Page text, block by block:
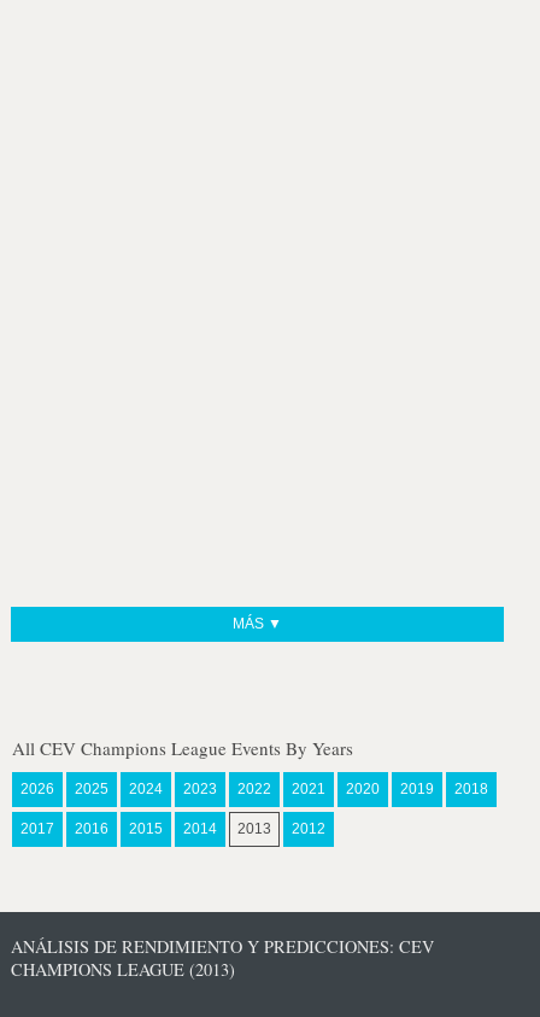
MÁS ▼
All CEV Champions League Events By Years
2026 2025 2024 2023 2022 2021 2020 2019 2018
2017 2016 2015 2014 2013 2012
ANÁLISIS DE RENDIMIENTO Y PREDICCIONES: CEV
CHAMPIONS LEAGUE (2013)